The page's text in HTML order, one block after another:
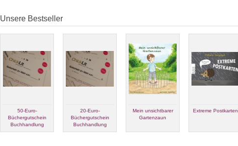
Unsere Bestseller
50-Euro-
Büchergutschein
Buchhandlung
ChickLit
20-Euro-
Büchergutschein
Buchhandlung
ChickLit
Mein unsichtbarer
Gartenzaun
Extreme Postkarten